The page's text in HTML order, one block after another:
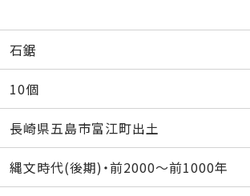
石鋸
10個
長崎県五島市富江町出土
縄文時代(後期)・前2000～前1000年